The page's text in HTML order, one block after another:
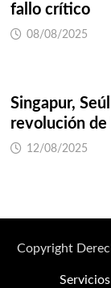
fallo crítico
08/08/2025
Singapur,
revolución de
12/08/2025
Copyright
Servicios